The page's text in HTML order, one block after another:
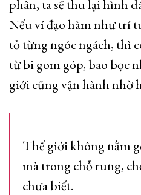
phân, ta sẽ thu lại hình
Nếu ví đạo hàm như trí
tỏ từng ngóc ngách, thì
từ bi gom góp, bao bọc
giới cũng vận hành nhờ
Thế giới không nằm
mà trong chỗ rung,
chưa biết.